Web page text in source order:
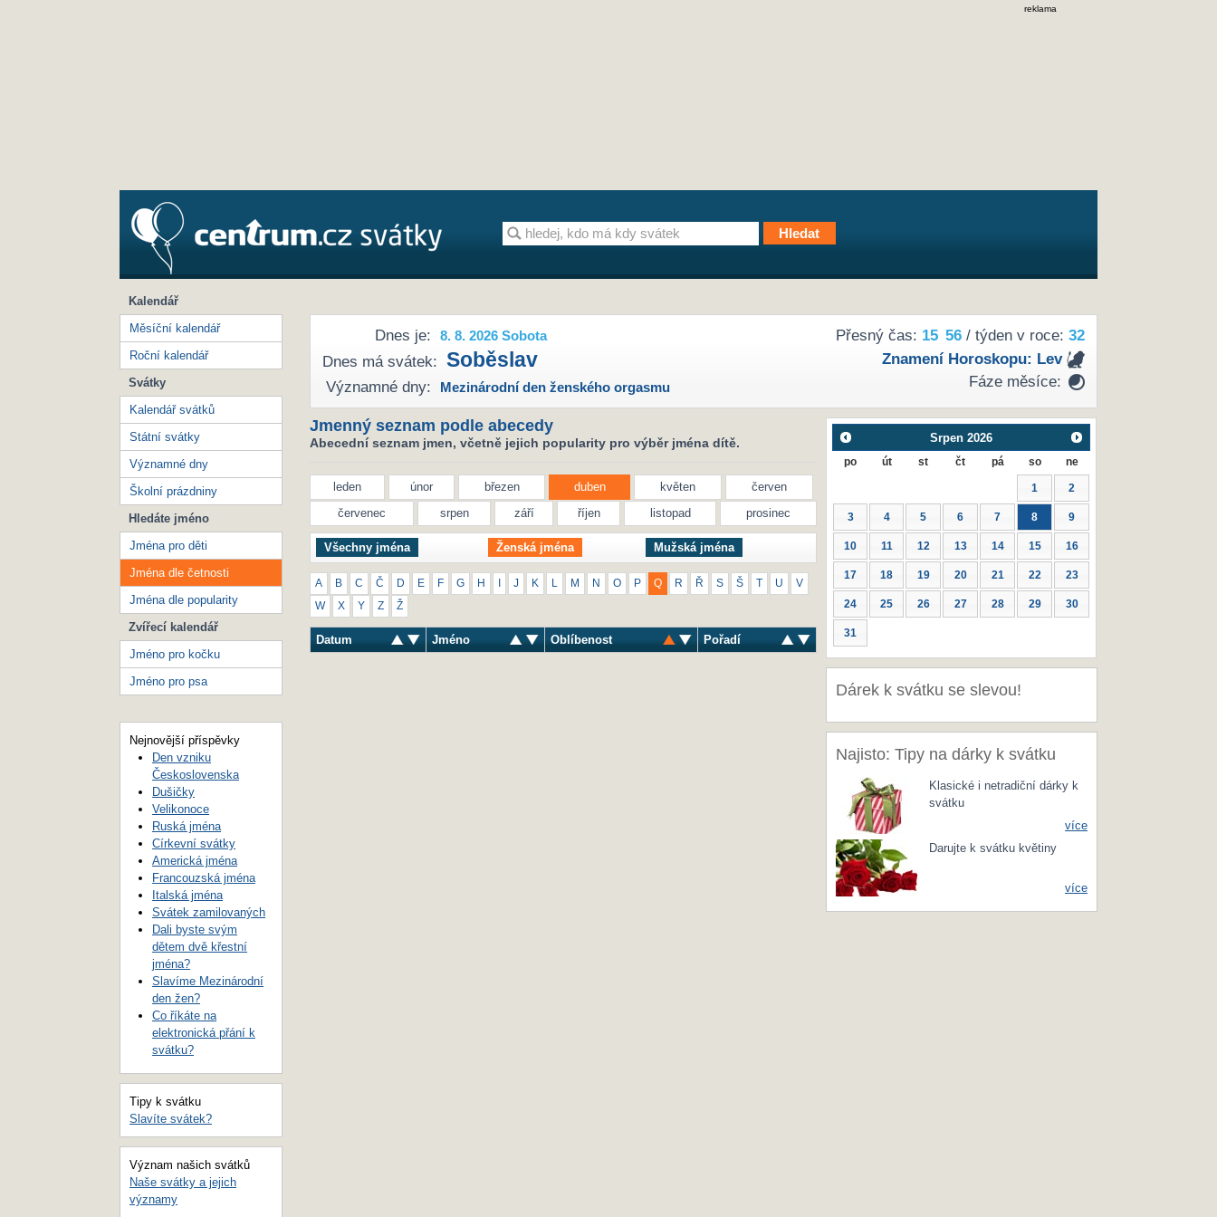
reklama
Přesný čas: 15 56/ týden v roce: 32
Znamení Horoskopu: Lev
Fáze měsíce:
Dnes je: 8. 8. 2026 Sobota
Dnes má svátek: Soběslav
Významné dny: Mezinárodní den ženského orgasmu
Jmenný seznam podle abecedy
Abecední seznam jmen, včetně jejich popularity pro výběr jména dítě.
leden únor březen duben květen
červen
červenec
srpen září říjen listopad prosinec
Všechny jména Ženská jména Mužská jména
A B C Č D E F G H J K M N O P Q R Ř S Š T U V
W X Y Z Ž
Datum Jméno Oblíbenost Pořadí
Srpen 2026
po út st čt pá so ne
1 2
3 4 5 6 7 8 9
10 11 12 13 14 15 16
17 18 19 20 21 22 23
24 25 26 27 28 29 30
31
Dárek k svátku se slevou!
Najisto: Tipy na dárky k svátku
Klasické i netradiční dárky k
svátku
více
Darujte k svátku květiny
více
Kalendář
Měsíční kalendář
Roční kalendář
Svátky
Kalendář svátků
Státní svátky
Významné dny
Školní prázdniny
Hledáte jméno
Jména pro děti
Jména dle četnosti
Jména dle popularity
Zvířecí kalendář
Jméno pro kočku
Jméno pro psa
Nejnovější příspěvky
Den vzniku
Československa
Dušičky
Velikonoce
Ruská jména
Církevní svátky
Americká jména
Francouzská jména
Italská jména
Svátek zamilovaných
Dali byste svým
dětem dvě křestní
jména?
Slavíme Mezinárodní
den žen?
Co říkáte na
elektronická přání k
svátku?
Tipy k svátku
Slavíte svátek?
Význam našich svátků
Naše svátky a jejich
významy